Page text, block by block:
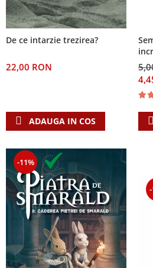
De ce intarzie trezirea?
22,00 RON
ADAUGA IN COS
-11%